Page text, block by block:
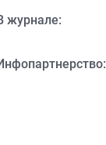
журнале: